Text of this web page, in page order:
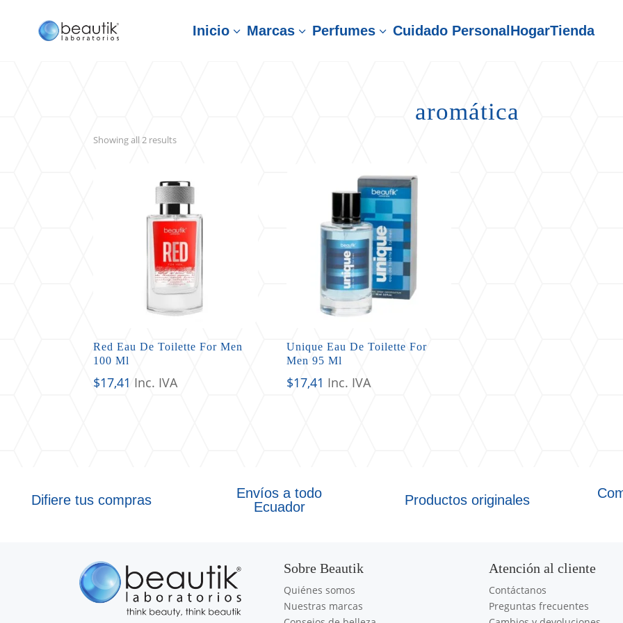
Inicio3 Marcas3 Perfumes3 Cuidado PersonalHogarTienda
aromática
Showing all 2 resultsSorted
Red Eau De Toilette For Men
100 Ml
$17,41 Inc. IVA
Unique Eau De Toilette For
Men 95 Ml
$17,41 Inc. IVA
Difiere tus compras
Envíos a todo
Ecuador
Productos originales
Sobre Beautik
Quiénes somos
Nuestras marcas
Atención al cliente
Contáctanos
Preguntas frecuentes